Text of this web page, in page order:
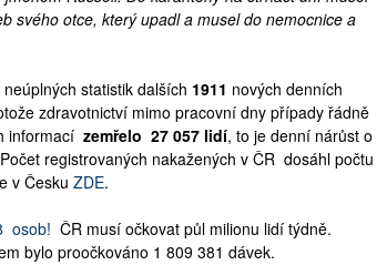
svého otce, který upadl a musel do nemocnice a
statistik dalších 1911 nových denních
zdravotnictví mimo pracovní dny případy řádně
informací zemřelo 27 057 lidí, to je denní nárůst o
Počet registrovaných nakažených v ČR dosáhl počtu
v Česku ZDE.
osob! ČR musí očkovat půl milionu lidí týdně.
bylo proočkováno 1 809 381 dávek.